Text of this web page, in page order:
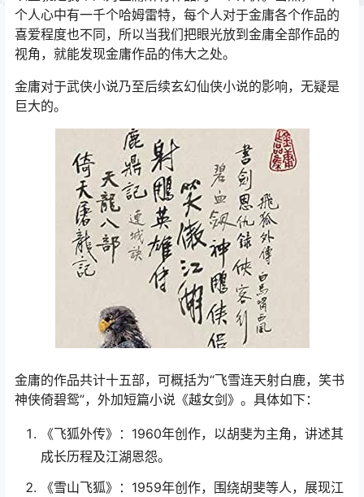
个人心中有一千个哈姆雷特，每个人对于金庸各个作品的
喜爱程度也不同，所以当我们把眼光放到金庸全部作品的
视角，就能发现金庸作品的伟大之处。
金庸对于武侠小说乃至后续玄幻仙侠小说的影响，无疑是
巨大的。
金庸的作品共计十五部，可概括为“飞雪连天射白鹿，笑书
神侠倚碧鸳”，外加短篇小说《越女剑》。具体如下：
《飞狐外传》：1960年创作，以胡斐为主角，讲述其
成长历程及江湖恩怨。
《雪山飞狐》：1959年创作，围绕胡斐等人，展现江